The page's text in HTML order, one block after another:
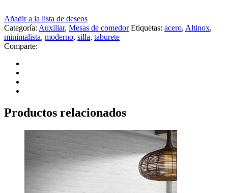
Añadir a la lista de deseos
Categoría: Auxiliar, Mesas de comedor Etiquetas: acero, Altinox,
minimalista, moderno, silla, taburete
Comparte:
Productos relacionados